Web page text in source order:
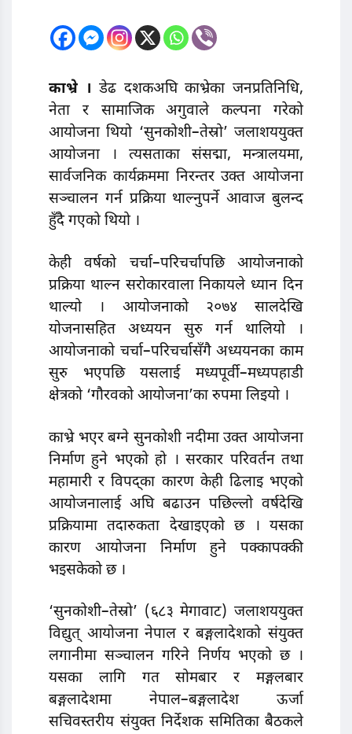
काभ्रे । डेढ दशकअघि काभ्रेका जनप्रतिनिधि,
नेता र सामाजिक अगुवाले कल्पना गरेको
आयोजना थियो ‘सुनकोशी–तेस्रो’ जलाशययुक्त
आयोजना । त्यसताका संसद्मा, मन्त्रालयमा,
सार्वजनिक कार्यक्रममा निरन्तर उक्त आयोजना
सञ्चालन गर्न प्रक्रिया थाल्नुपर्ने आवाज बुलन्द
हुँदै गएको थियो ।
केही वर्षको चर्चा–परिचर्चापछि आयोजनाको
प्रक्रिया थाल्न सरोकारवाला निकायले ध्यान दिन
थाल्यो । आयोजनाको २०७४ सालदेखि
योजनासहित अध्ययन सुरु गर्न थालियो ।
आयोजनाको चर्चा–परिचर्चासँगै अध्ययनका काम
सुरु भएपछि यसलाई मध्यपूर्वी–मध्यपहाडी
क्षेत्रको ‘गौरवको आयोजना’का रुपमा लिइयो ।
काभ्रे भएर बग्ने सुनकोशी नदीमा उक्त आयोजना
निर्माण हुने भएको हो । सरकार परिवर्तन तथा
महामारी र विपद्का कारण केही ढिलाइ भएको
आयोजनालाई अघि बढाउन पछिल्लो वर्षदेखि
प्रक्रियामा तदारुकता देखाइएको छ । यसका
कारण आयोजना निर्माण हुने पक्कापक्की
भइसकेको छ ।
‘सुनकोशी–तेस्रो’ (६८३ मेगावाट) जलाशययुक्त
विद्युत् आयोजना नेपाल र बङ्गलादेशको संयुक्त
लगानीमा सञ्चालन गरिने निर्णय भएको छ ।
यसका लागि गत सोमबार र मङ्गलबार
बङ्गलादेशमा नेपाल–बङ्गलादेश ऊर्जा
सचिवस्तरीय संयुक्त निर्देशक समितिका बैठकले